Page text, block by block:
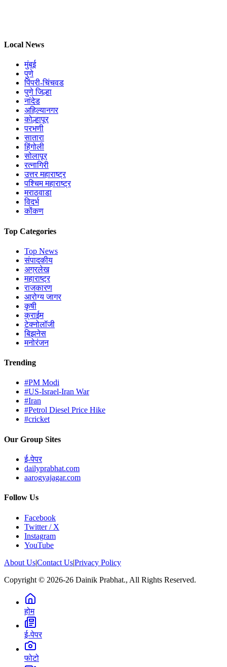
Local News
मुंबई
पुणे
पिंपरी-चिंचवड
पुणे जिल्हा
नांदेड
अहिल्यानगर
कोल्हापूर
परभणी
सातारा
हिंगोली
सोलापूर
रत्नागिरी
उत्तर महाराष्ट्र
पश्चिम महाराष्ट्र
मराठवाडा
विदर्भ
कोंकण
Top Categories
Top News
संपादकीय
अग्रलेख
महाराष्ट्र
राजकारण
आरोग्य जागर
कृषी
क्राईम
टेक्नोलॉजी
बिझनेस
मनोरंजन
Trending
#PM Modi
#US-Israel-Iran War
#Iran
#Petrol Diesel Price Hike
#cricket
Our Group Sites
ई-पेपर
dailyprabhat.com
aarogyajagar.com
Follow Us
Facebook
Twitter / X
Instagram
YouTube
About Us|Contact Us|Privacy Policy
Copyright © 2026-26 Dainik Prabhat., All Rights Reserved.
होम
ई-पेपर
फोटो